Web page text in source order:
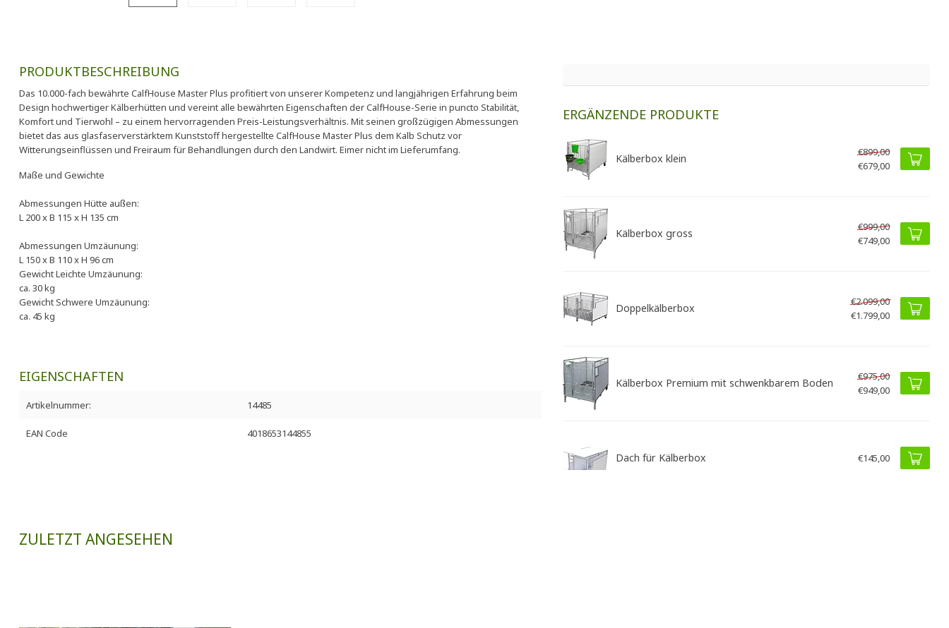
PRODUKTBESCHREIBUNG
Das 10.000-fach bewährte CalfHouse Master Plus profitiert von unserer Kompetenz und langjährigen Erfahrung beim
Design hochwertiger Kälberhütten und vereint alle bewährten Eigenschaften der CalfHouse-Serie in puncto Stabilität,
Komfort und Tierwohl – zu einem hervorragenden Preis-Leistungsverhältnis. Mit seinen großzügigen Abmessungen
bietet das aus glasfaserverstärktem Kunststoff hergestellte CalfHouse Master Plus dem Kalb Schutz vor
Witterungseinflüssen und Freiraum für Behandlungen durch den Landwirt. Eimer nicht im Lieferumfang.
Maße und Gewichte
Abmessungen Hütte außen:
L 200 x B 115 x H 135 cm
Abmessungen Umzäunung:
L 150 x B 110 x H 96 cm
Gewicht Leichte Umzäunung:
ca. 30 kg
Gewicht Schwere Umzäunung:
ca. 45 kg
EIGENSCHAFTEN
Artikelnummer: 14485
EAN Code 4018653144855
ERGÄNZENDE PRODUKTE
Kälberbox klein
€899,00
€679,00
Kälberbox gross
€999,00
€749,00
Doppelkälberbox
€2.099,00
€1.799,00
Kälberbox Premium mit schwenkbarem Boden
€975,00
€949,00
Dach für Kälberbox €145,00
ZULETZT ANGESEHEN